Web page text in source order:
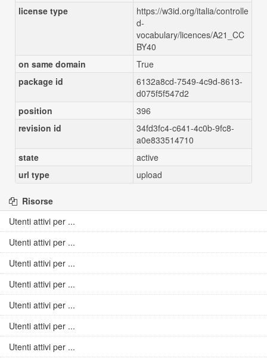
license type
https://w3id.org/italia/controlle
d-
vocabulary/licences/A21_CC
BY40
on same domain
True
package id
6132a8cd-7549-4c9d-8613-
d075f5f547d2
position
396
revision id
34fd3fc4-c641-4c0b-9fc8-
a0e833514710
state
active
url type
upload
Risorse
Utenti attivi per ...
Utenti attivi per ...
Utenti attivi per ...
Utenti attivi per ...
Utenti attivi per ...
Utenti attivi per ...
Utenti attivi per ...